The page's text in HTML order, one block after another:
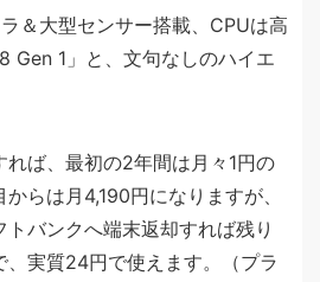
＆大型センサー搭載、CPUは高
Gen 1」と、文句なしのハイエ
れば、最初の2年間は月々1円の
らは月4,190円になりますが、
バンクへ端末返却すれば残り
、実質24円で使えます。（プラ